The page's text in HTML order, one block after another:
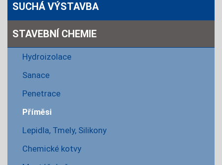
SUCHÁ VÝSTAVBA
STAVEBNÍ CHEMIE
Hydroizolace
Sanace
Penetrace
Příměsi
Lepidla, Tmely, Silikony
Chemické kotvy